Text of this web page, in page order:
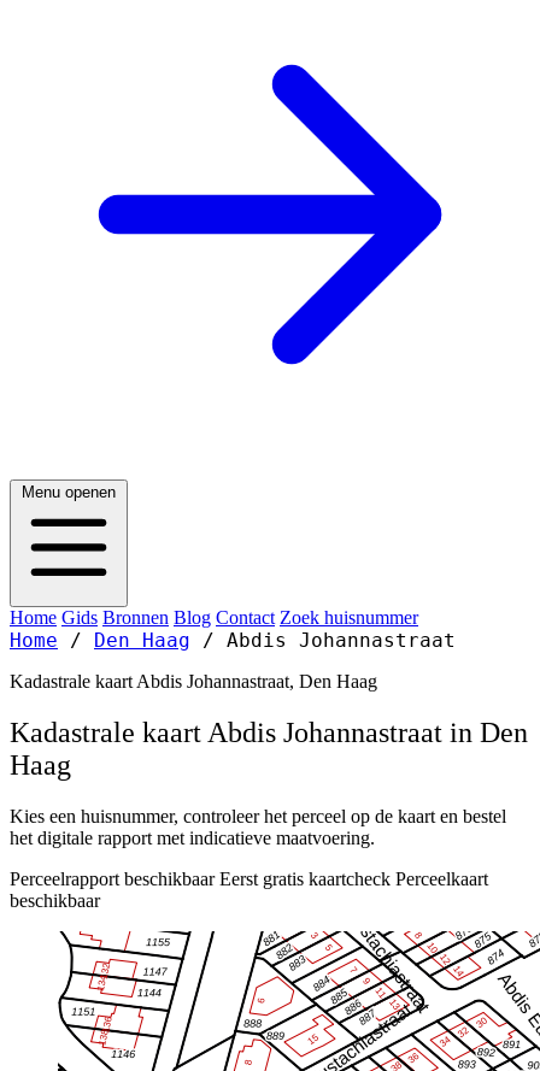
Menu openen
Home Gids Bronnen Blog Contact Zoek huisnummer
Home / Den Haag / Abdis Johannastraat
Kadastrale kaart Abdis Johannastraat, Den Haag
Kadastrale kaart Abdis Johannastraat in Den
Haag
Kies een huisnummer, controleer het perceel op de kaart en bestel
het digitale rapport met indicatieve maatvoering.
Perceelrapport beschikbaar Eerst gratis kaartcheck Perceelkaart
beschikbaar